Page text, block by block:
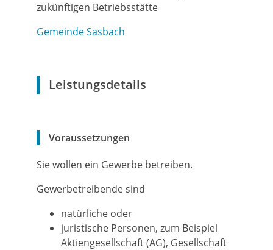
zukünftigen Betriebsstätte
Gemeinde Sasbach
Leistungsdetails
Voraussetzungen
Sie wollen ein Gewerbe betreiben.
Gewerbetreibende sind
natürliche oder
juristische Personen, zum Beispiel
Aktiengesellschaft (AG), Gesellschaft